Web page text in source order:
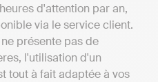
d'attention par an,
via le service client.
présente pas de
l'utilisation d'un
tout à fait adaptée à vos